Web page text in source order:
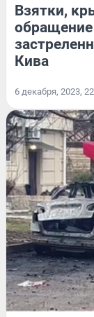
Взятки,
обращение
Кива
6 декабря, 2023,